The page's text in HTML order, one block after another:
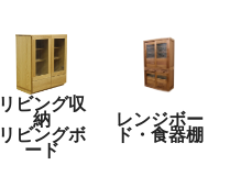
リビング収
納
リビングボ
ード
レンジボー
ド・食器棚